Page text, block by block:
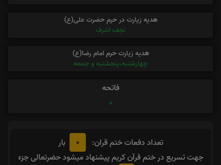
هدیه زیارت در حرم حضرت علی(ع)
نجف اشرف
هدیه زیارت حرم امام رضا(ع)
چهارشنبه،پنجشنبه و جمعه
فاتحه
0
تعداد دفعات ختم قران: 0
بار
جهت تسریع در ختم قرآن کریم پیشنهاد میشود حضرتعالی جزء